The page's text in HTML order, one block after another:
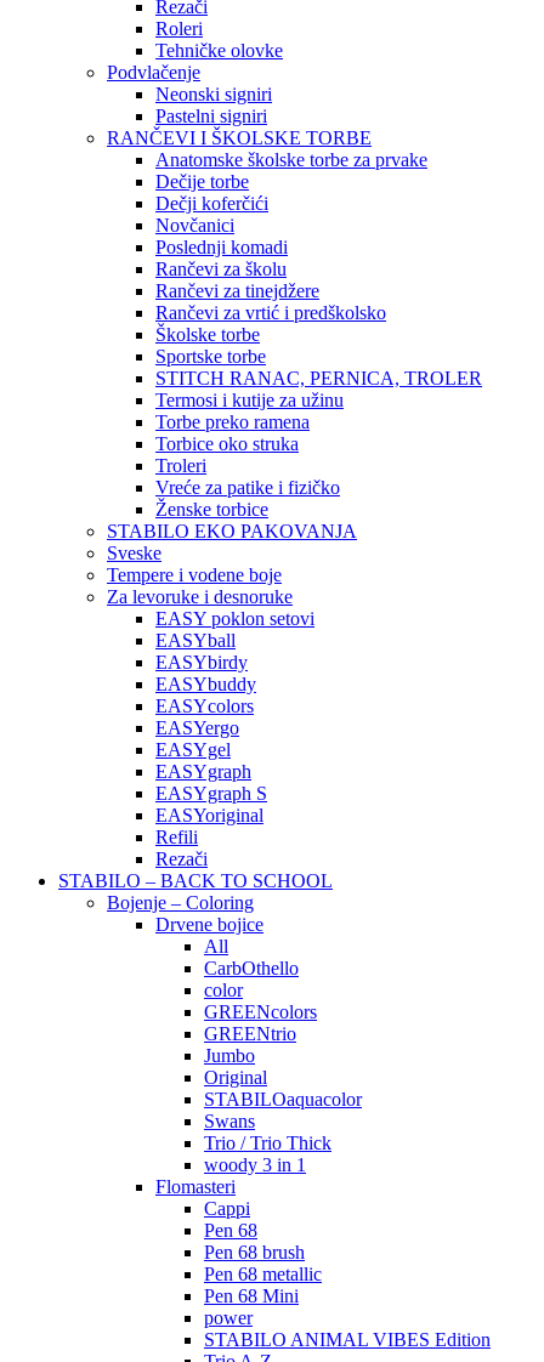
Rezači
Roleri
Tehničke olovke
Podvlačenje
Neonski signiri
Pastelni signiri
RANČEVI I ŠKOLSKE TORBE
Anatomske školske torbe za prvake
Dečije torbe
Dečji koferčići
Novčanici
Poslednji komadi
Rančevi za školu
Rančevi za tinejdžere
Rančevi za vrtić i predškolsko
Školske torbe
Sportske torbe
STITCH RANAC, PERNICA, TROLER
Termosi i kutije za užinu
Torbe preko ramena
Torbice oko struka
Troleri
Vreće za patike i fizičko
Ženske torbice
STABILO EKO PAKOVANJA
Sveske
Tempere i vodene boje
Za levoruke i desnoruke
EASY poklon setovi
EASYball
EASYbirdy
EASYbuddy
EASYcolors
EASYergo
EASYgel
EASYgraph
EASYgraph S
EASYoriginal
Refili
Rezači
STABILO – BACK TO SCHOOL
Bojenje – Coloring
Drvene bojice
All
CarbOthello
color
GREENcolors
GREENtrio
Jumbo
Original
STABILOaquacolor
Swans
Trio / Trio Thick
woody 3 in 1
Flomasteri
Cappi
Pen 68
Pen 68 brush
Pen 68 metallic
Pen 68 Mini
power
STABILO ANIMAL VIBES Edition